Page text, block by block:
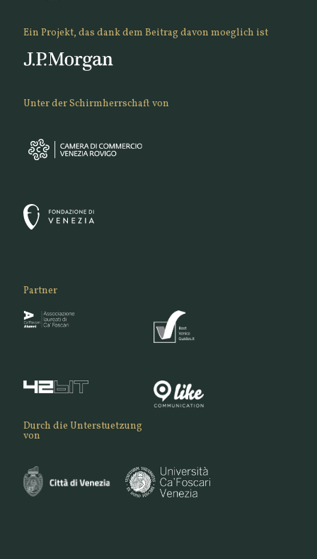
Ein Projekt, das dank dem Beitrag davon moeglich ist
Unter der Schirmherrschaft von
Partner
Durch die Unterstuetzung
von